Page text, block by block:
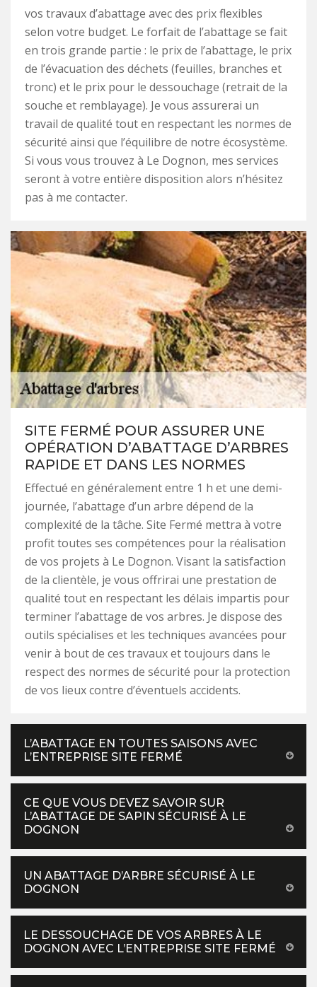
vos travaux d’abattage avec des prix flexibles
selon votre budget. Le forfait de l’abattage se fait
en trois grande partie : le prix de l’abattage, le prix
de l’évacuation des déchets (feuilles, branches et
tronc) et le prix pour le dessouchage (retrait de la
souche et remblayage). Je vous assurerai un
travail de qualité tout en respectant les normes de
sécurité ainsi que l’équilibre de notre écosystème.
Si vous vous trouvez à Le Dognon, mes services
seront à votre entière disposition alors n’hésitez
pas à me contacter.
SITE FERMÉ POUR ASSURER UNE
OPÉRATION D’ABATTAGE D’ARBRES
RAPIDE ET DANS LES NORMES
Effectué en généralement entre 1 h et une demi-
journée, l’abattage d’un arbre dépend de la
complexité de la tâche. Site Fermé mettra à votre
profit toutes ses compétences pour la réalisation
de vos projets à Le Dognon. Visant la satisfaction
de la clientèle, je vous offrirai une prestation de
qualité tout en respectant les délais impartis pour
terminer l’abattage de vos arbres. Je dispose des
outils spécialises et les techniques avancées pour
venir à bout de ces travaux et toujours dans le
respect des normes de sécurité pour la protection
de vos lieux contre d’éventuels accidents.
L’ABATTAGE EN TOUTES SAISONS AVEC
L’ENTREPRISE SITE FERMÉ
CE QUE VOUS DEVEZ SAVOIR SUR
L’ABATTAGE DE SAPIN SÉCURISÉ À LE
DOGNON
UN ABATTAGE D’ARBRE SÉCURISÉ À LE
DOGNON
LE DESSOUCHAGE DE VOS ARBRES À LE
DOGNON AVEC L’ENTREPRISE SITE FERMÉ